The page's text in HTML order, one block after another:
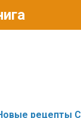
рецепты